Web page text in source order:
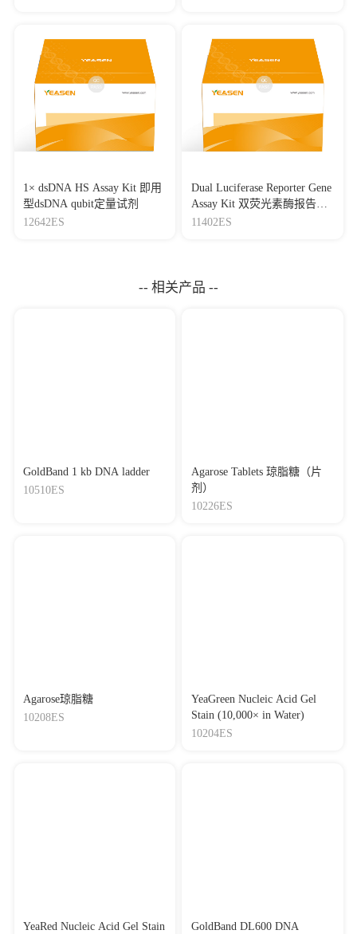
1× dsDNA HS Assay Kit 即用
型dsDNA qubit定量试剂
12642ES
Dual Luciferase Reporter Gene
Assay Kit 双荧光素酶报告基
因检测试剂盒
11402ES
-- 相关产品 --
GoldBand 1 kb DNA ladder
10510ES
Agarose Tablets 琼脂糖（片
剂）
10226ES
Agarose琼脂糖
10208ES
YeaGreen Nucleic Acid Gel
Stain (10,000× in Water)
10204ES
YeaRed Nucleic Acid Gel Stain
GoldBand DL600 DNA